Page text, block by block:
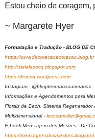
Estou cheio de coragem,
~ Margarete Hyer
Formatação e Tradução - BLOG DE
https://www.decoracaoacoracao.blog.br
http://stelalecocq.blogspot.com
https://lecocq.wordpress.com
Instagram - @blogdecoracaoacoracao
Informações e Agendamentos para
Florais de Bach, Sistema
Multidimensional -
E-book Mensagem dos Mestres - De
https://